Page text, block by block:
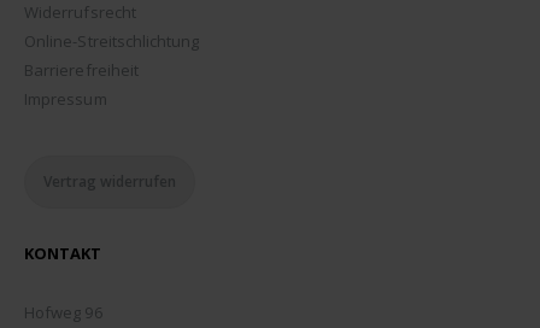
Widerrufsrecht
Online-Streitschlichtung
Barrierefreiheit
Impressum
Vertrag widerrufen
KONTAKT
Hofweg 96